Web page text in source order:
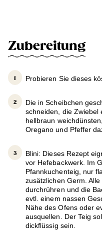
Zubereitung
Probieren Sie dieses
Die in Scheibchen
schneiden, die Zwiebel
hellbraun
Oregano und Pfeffer
Blini: Dieses Rezept
vor Hefebackwerk. Im
Pfannkuchenteig, nur
zusätzlichen Germ.
durchrühren und die
evtl. einem nassen
Nähe des Ofens oder
ausquellen. Der Teig
dickflüssig sein.